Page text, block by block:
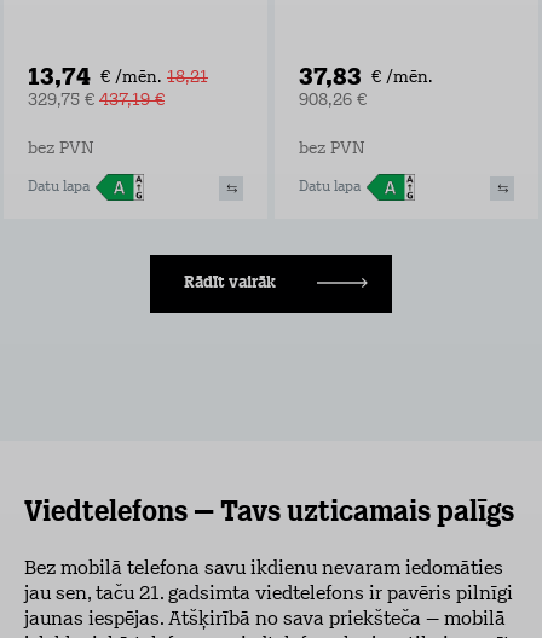
13,74 € /mēn. 18,21
329,75 € 437,19 €
bez PVN
Datu lapa
37,83 € /mēn.
908,26 €
bez PVN
Datu lapa
Rādīt vairāk
Viedtelefons – Tavs uzticamais palīgs
Bez mobilā telefona savu ikdienu nevaram iedomāties
jau sen, taču 21. gadsimta viedtelefons ir pavēris pilnīgi
jaunas iespējas. Atšķirībā no sava priekšteča – mobilā